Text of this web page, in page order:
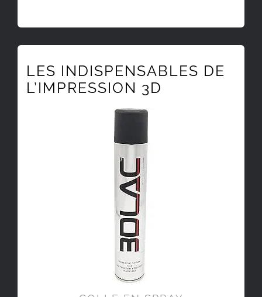
LES INDISPENSABLES DE
L’IMPRESSION 3D